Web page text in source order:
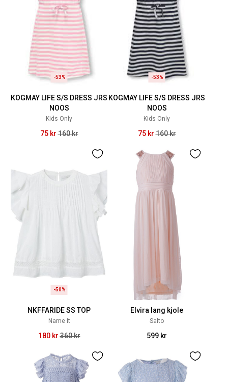
-53%
KOGMAY LIFE S/S DRESS JRS
NOOS
Kids Only
75 kr 160 kr
-53%
KOGMAY LIFE S/S DRESS JRS
NOOS
Kids Only
75 kr 160 kr
-50%
NKFFARIDE SS TOP
Name It
180 kr 360 kr
Elvira lang kjole
Salto
599 kr